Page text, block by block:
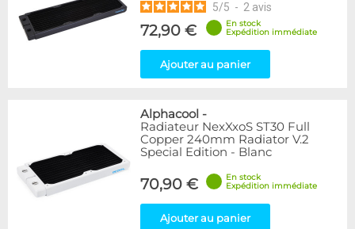
5/5 - 2 avis
72,90 €
En stock
Expédition immédiate
Ajouter au panier
Alphacool -
Radiateur NexXxoS ST30 Full
Copper 240mm Radiator V.2
Special Edition - Blanc
70,90 €
En stock
Expédition immédiate
Ajouter au panier